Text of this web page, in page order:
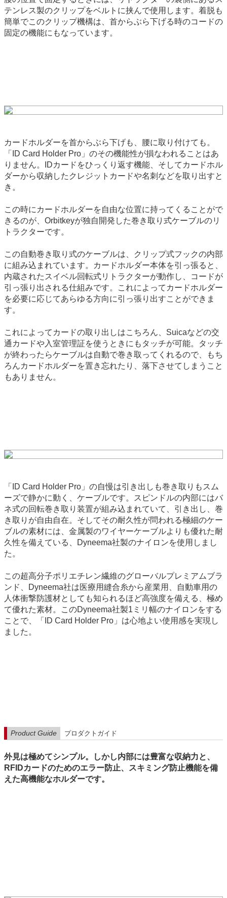
テンレス製のクリップをベルトに挟んで使用します。着脱も
簡単でこのクリップ機構は、首からぶら下げる時のコードの
固定の機能にもなっています。
カードホルダーを首からぶら下げも、腰に取り付けても。
「ID Card Holder Pro」のその機能性が損なわれることはあ
りません。IDカードをひっくり返す機能、そしてカードホル
ダーから収納したクレジットカードや名刺などを取り出すと
き。
この時にカードホルダーを自由な位置に持ってくることがで
きるのが、Orbitkeyが独自開発した巻き取り式ケーブルのリ
トラクターです。
この自動巻き取り式のケーブルは、クリップ式フックの内部
に組み込まれています。カードホルダー本体を引っ張ると、
内蔵されたスイベル回転式リトラクターが動作し、コードが
引っ張り出される仕組みです。これによってカードホルダー
を必要に応じてあらゆる方向に引っ張り出すことができま
す。
これによってカードの取り出しはこちろん、Suicaなどの交
通カードや入室管理証を使うときにもタッチが可能。タッチ
が終わったらケーブルは自動で巻き取ってくれるので、もち
ろんカードホルダーを置き忘れたり、落下させてしまうこと
もありません。
「ID Card Holder Pro」の自慢は引き出しも巻き取りもスム
ーズで静かに動く、ケーブルです。スピンドルの内部にはバ
ネ式の回転巻き取り装置が組み込まれていて、引き出し、巻
き取りが自由自在。そしてその耐久性が問われる極細のケー
ブルの素材には、金属製のワイヤーケーブルよりも優れた耐
久性を備えている、Dyneema社製のナイロンを使用しまし
た。
この超高分子ポリエチレン繊維のグローバルプレミアムブラ
ンド、Dyneema社は医療用縫合糸から産業用、自動車用の
人体衝撃防護材としても知られるほど高強度を備える、極め
て優れた素材。このDyneema社製1ミリ幅のナイロンをする
ことで、「ID Card Holder Pro」は心地よい使用感を実現し
ました。
Product Guide プロダクトガイド
外見は極めてシンプル。しかし内部には豊富な収納力と、
RFIDカードのためのエラー防止、スキミング防止機能を備
えた高機能なホルダーです。